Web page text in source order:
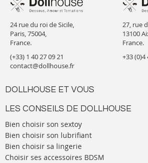
24 rue du roi de Sicile,
Paris, 75004,
France.
(+33) 1 40 27 09 21
contact@dollhouse.fr
DOLLHOUSE ET VOUS
LES CONSEILS DE DOLLHOUSE
Bien choisir son sextoy
Bien choisir son lubrifiant
Bien choisir sa lingerie
Choisir ses accessoires BDSM
27, rue
13100
France.
+33 (0)4